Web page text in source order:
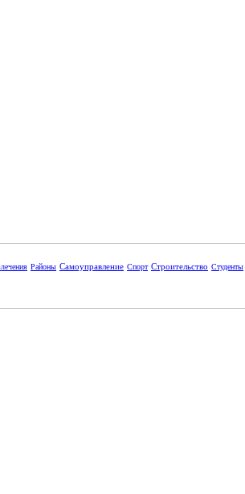
Районы Самоуправление Спорт Строительство Студенты